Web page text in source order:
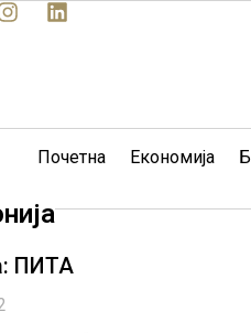
Почетна Економија
ПИТА